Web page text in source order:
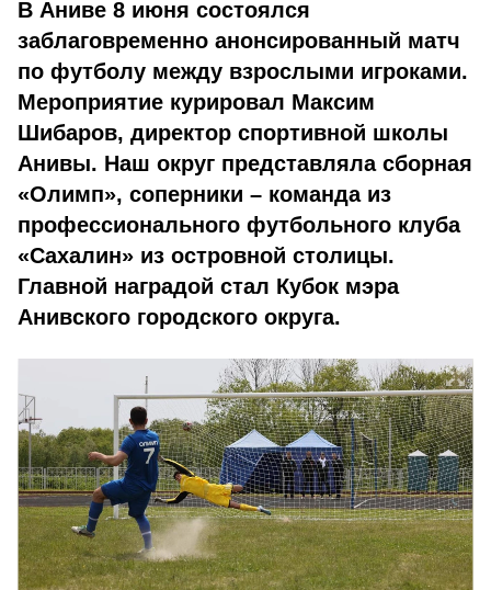
В Аниве 8 июня состоялся
заблаговременно анонсированный матч
по футболу между взрослыми игроками.
Мероприятие курировал Максим
Шибаров, директор спортивной школы
Анивы. Наш округ представляла сборная
«Олимп», соперники – команда из
профессионального футбольного клуба
«Сахалин» из островной столицы.
Главной наградой стал Кубок мэра
Анивского городского округа.